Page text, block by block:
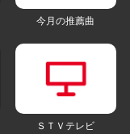
今月の推薦曲
ＳＴＶテレビ